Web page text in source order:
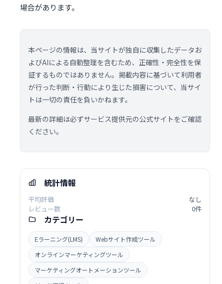
場合があります。
本ページの情報は、当サイトが独自に収集したデータお
よびAIによる自動整理を含むため、正確性・完全性を保
証するものではありません。掲載内容に基づいて利用者
が行った判断・行動により生じた損害について、当サイ
トは一切の責任を負いかねます。
最新の詳細は必ずサービス提供元の公式サイトをご確認
ください。
統計情報
平均評価
なし
レビュー数
0件
カテゴリー
Eラーニング(LMS)
Webサイト作成ツール
オンラインマーケティングツール
マーケティングオートメーションツール